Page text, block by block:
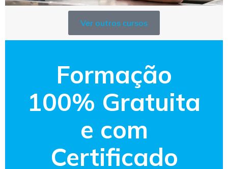
Ver outros cursos
Formação
100% Gratuita
e com
Certificado